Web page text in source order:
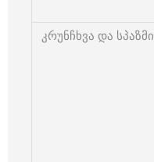
კრუნჩხვა და სპაზმი